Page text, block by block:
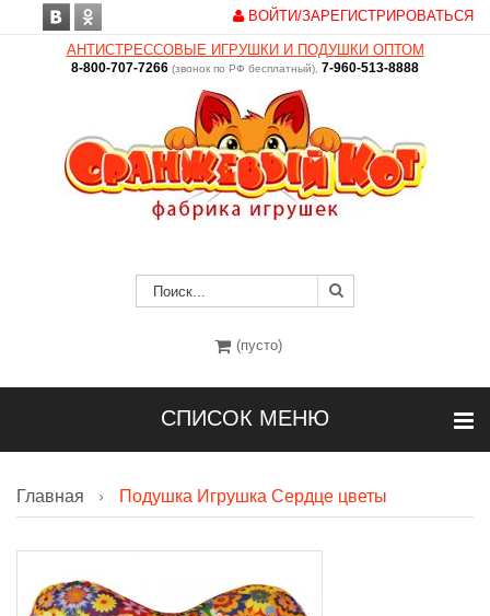
ВОЙТИ/ЗАРЕГИСТРИРОВАТЬСЯ
АНТИСТРЕССОВЫЕ ИГРУШКИ И ПОДУШКИ ОПТОМ
8-800-707-7266 (звонок по РФ бесплатный), 7-960-513-8888
(пусто)
СПИСОК МЕНЮ
Главная Подушка Игрушка Сердце цветы